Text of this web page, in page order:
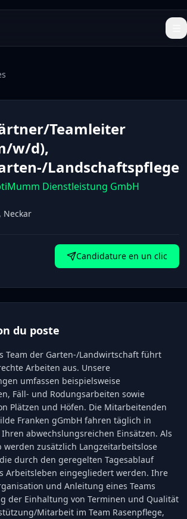
Teamleiter
w/d),
Landschaftspflege
Dienstleistung GmbH
Neckar
Candidature en un clic
du poste
Team der Garten-/Landwirtschaft führt
Arbeiten aus. Unsere
umfassen beispielsweise
Fäll- und Rodungsarbeiten sowie
Plätzen und Höfen. Die Mitarbeitenden
Franken gGmbH fahren täglich in
abwechslungsreichen Einsätzen. Als
werden zusätzlich Langzeitarbeitslose
durch den geregelten Tagesablauf
Arbeitsleben eingegliedert werden. Ihre
und Anleitung eines Teams
der Einhaltung von Terminen und Qualität
Mitarbeit im Team Rasenpflege,